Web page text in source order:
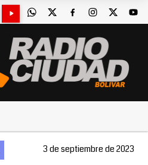
3 de septiembre de 2023